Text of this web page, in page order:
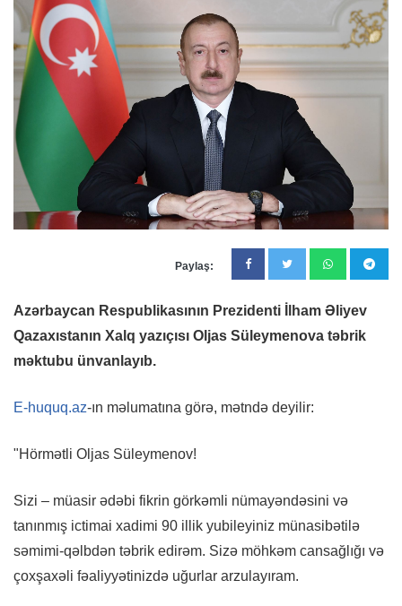
Paylaş:
Azərbaycan Respublikasının Prezidenti İlham Əliyev
Qazaxıstanın Xalq yazıçısı Oljas Süleymenova təbrik
məktubu ünvanlayıb.
E-huquq.az-ın məlumatına görə, mətndə deyilir:
"Hörmətli Oljas Süleymenov!
Sizi – müasir ədəbi fikrin görkəmli nümayəndəsini və
tanınmış ictimai xadimi 90 illik yubileyiniz münasibətilə
səmimi-qəlbdən təbrik edirəm. Sizə möhkəm cansağlığı və
çoxşaxəli fəaliyyətinizdə uğurlar arzulayıram.